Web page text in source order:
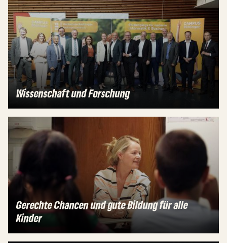
Wissenschaft und Forschung
Gerechte Chancen und gute Bildung für alle
Kinder